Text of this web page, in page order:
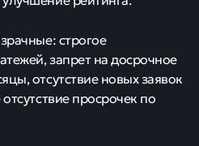
строгое
запрет на досрочное
отсутствие новых заявок
просрочек по